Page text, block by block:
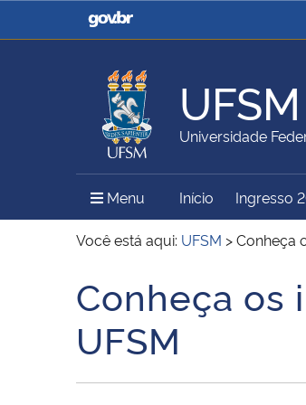
Casa Civil
Ministério da Agricultura,
Pecuária e Abastecimento
Ministério do Meio Ambiente
Secretaria de Governo
UFSM
Universidade
Menu Menu Principal do Sítio
Início Ingresso
Você está aqui: UFSM >Conheça
Início do conteúdo
Conheça os
UFSM